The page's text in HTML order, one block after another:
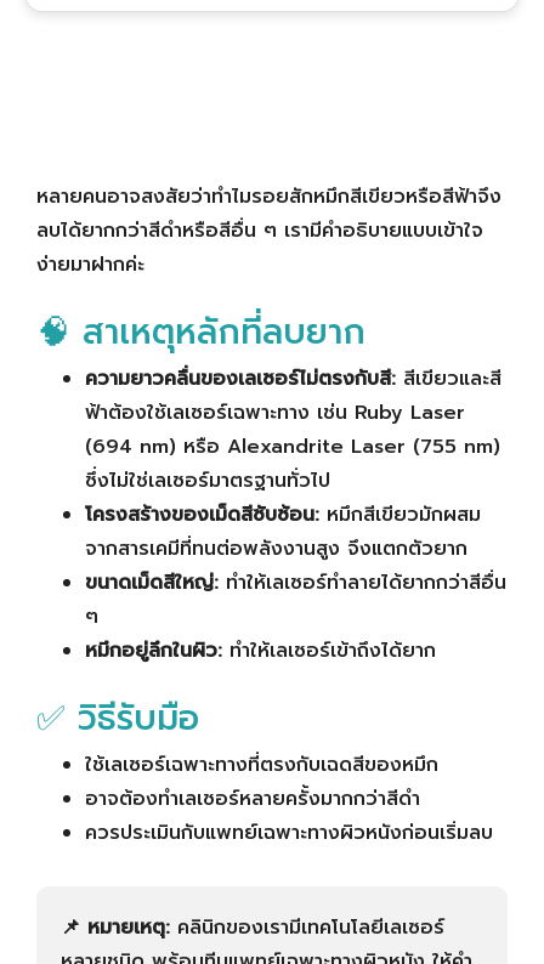
หลายคนอาจสงสัยว่าทำไมรอยสักหมึกสีเขียวหรือสีฟ้าจึง
ลบได้ยากกว่าสีดำหรือสีอื่น ๆ เรามีคำอธิบายแบบเข้าใจ
ง่ายมาฝากค่ะ
🧠 สาเหตุหลักที่ลบยาก
ความยาวคลื่นของเลเซอร์ไม่ตรงกับสี: สีเขียวและสี
ฟ้าต้องใช้เลเซอร์เฉพาะทาง เช่น Ruby Laser
(694 nm) หรือ Alexandrite Laser (755 nm)
ซึ่งไม่ใช่เลเซอร์มาตรฐานทั่วไป
โครงสร้างของเม็ดสีซับซ้อน: หมึกสีเขียวมักผสม
จากสารเคมีที่ทนต่อพลังงานสูง จึงแตกตัวยาก
ขนาดเม็ดสีใหญ่: ทำให้เลเซอร์ทำลายได้ยากกว่าสีอื่น
ๆ
หมึกอยู่ลึกในผิว: ทำให้เลเซอร์เข้าถึงได้ยาก
✅ วิธีรับมือ
ใช้เลเซอร์เฉพาะทางที่ตรงกับเฉดสีของหมึก
อาจต้องทำเลเซอร์หลายครั้งมากกว่าสีดำ
ควรประเมินกับแพทย์เฉพาะทางผิวหนังก่อนเริ่มลบ
📌 หมายเหตุ: คลินิกของเรามีเทคโนโลยีเลเซอร์